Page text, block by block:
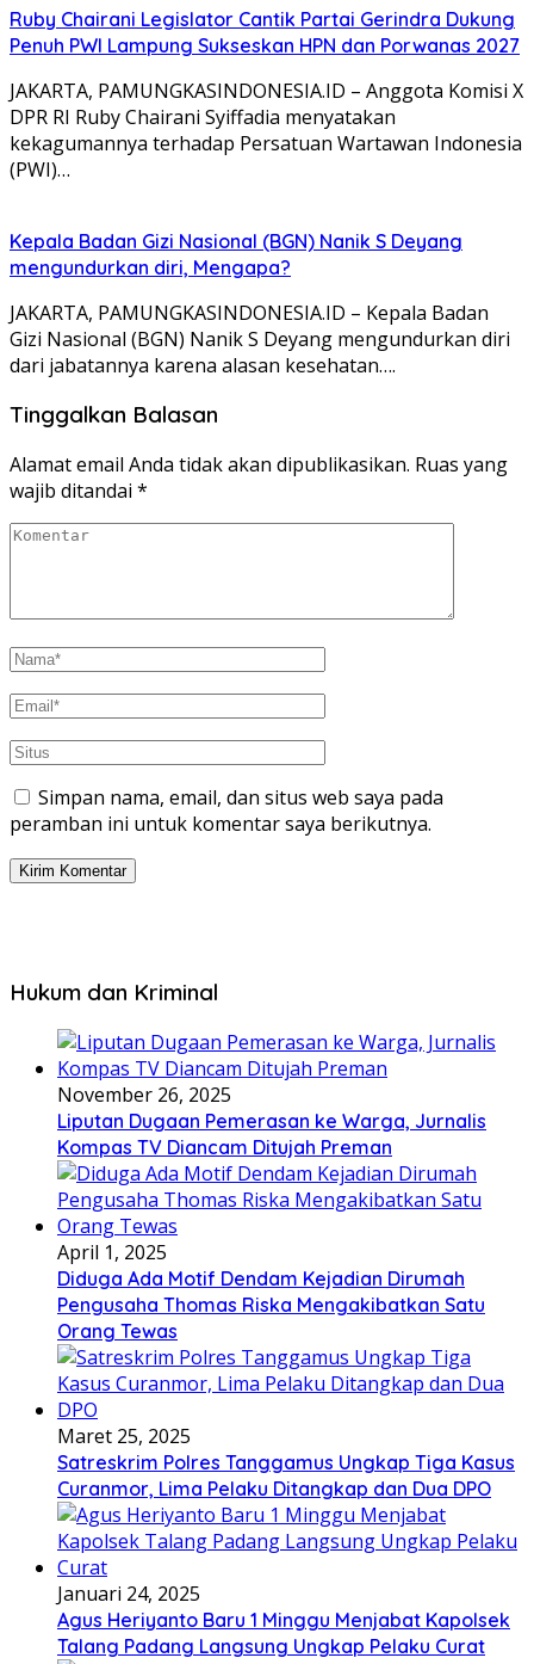
Ruby Chairani Legislator Cantik Partai Gerindra Dukung
Penuh PWI Lampung Sukseskan HPN dan Porwanas 2027
JAKARTA, PAMUNGKASINDONESIA.ID – Anggota Komisi X
DPR RI Ruby Chairani Syiffadia menyatakan
kekagumannya terhadap Persatuan Wartawan Indonesia
(PWI)…
Kepala Badan Gizi Nasional (BGN) Nanik S Deyang
mengundurkan diri, Mengapa?
JAKARTA, PAMUNGKASINDONESIA.ID – Kepala Badan
Gizi Nasional (BGN) Nanik S Deyang mengundurkan diri
dari jabatannya karena alasan kesehatan….
Tinggalkan Balasan
Alamat email Anda tidak akan dipublikasikan. Ruas yang
wajib ditandai *
Simpan nama, email, dan situs web saya pada
peramban ini untuk komentar saya berikutnya.
Hukum dan Kriminal
November 26, 2025
Liputan Dugaan Pemerasan ke Warga, Jurnalis
Kompas TV Diancam Ditujah Preman
April 1, 2025
Diduga Ada Motif Dendam Kejadian Dirumah
Pengusaha Thomas Riska Mengakibatkan Satu
Orang Tewas
Maret 25, 2025
Satreskrim Polres Tanggamus Ungkap Tiga Kasus
Curanmor, Lima Pelaku Ditangkap dan Dua DPO
Januari 24, 2025
Agus Heriyanto Baru 1 Minggu Menjabat Kapolsek
Talang Padang Langsung Ungkap Pelaku Curat